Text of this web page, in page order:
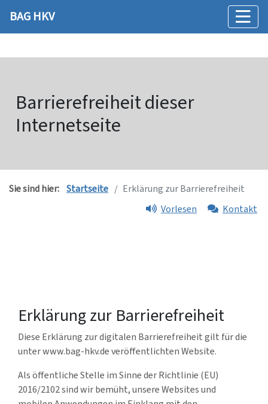
BAG HKV
Barrierefreiheit dieser
Internetseite
Sie sind hier: Startseite
Erklärung zur Barrierefreiheit
Vorlesen
Kontakt
Erklärung zur Barrierefreiheit
Diese Erklärung zur digitalen Barrierefreiheit gilt für die
unter www.bag-hkv.de veröffentlichten Website.
Als öffentliche Stelle im Sinne der Richtlinie (EU)
2016/2102 sind wir bemüht, unsere Websites und